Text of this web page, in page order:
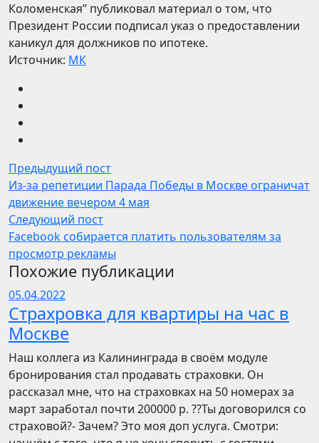
Коломенская” публиковал материал о том, что
Президент России подписал указ о предоставлении
каникул для должников по ипотеке.
Источник: МК
Предыдущий пост
Из-за репетиции Парада Победы в Москве ограничат
движение вечером 4 мая
Следующий пост
Facebook собирается платить пользователям за
просмотр рекламы
Похожие публикации
05.04.2022
Страхровка для квартиры на час в
Москве
Наш коллега из Калининграда в своём модуле
бронирования стал продавать страховки. Он
рассказал мне, что на страховках на 50 номерах за
март заработал почти 200000 р. ??Ты договорился со
страховой?- Зачем? Это моя доп услуга. Смотри: